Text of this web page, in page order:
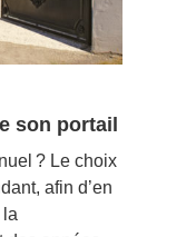
son portail
? Le choix
afin d’en
la